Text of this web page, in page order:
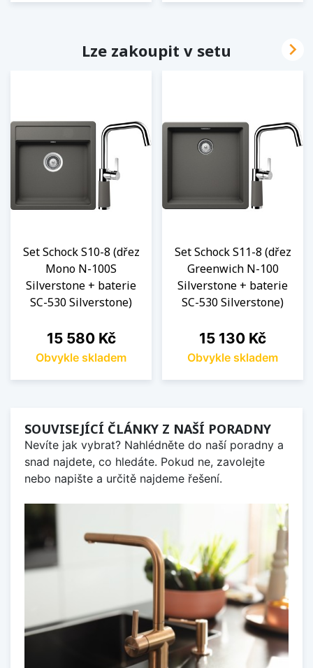
Lze zakoupit v setu
Set Schock S10-8 (dřez
Mono N-100S
Silverstone + baterie
SC-530 Silverstone)
Cena
15 580 Kč
Obvykle skladem
Set Schock S11-8 (dřez
Greenwich N-100
Silverstone + baterie
SC-530 Silverstone)
Cena
15 130 Kč
Obvykle skladem

SOUVISEJÍCÍ ČLÁNKY Z NAŠÍ PORADNY
Nevíte jak vybrat? Nahlédněte do naší poradny a
snad najdete, co hledáte. Pokud ne, zavolejte
nebo napište a určitě najdeme řešení.